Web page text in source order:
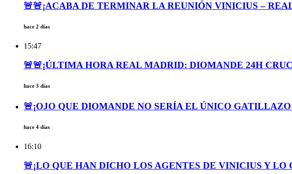
🚨🚨¡ACABA DE TERMINAR LA REUNIÓN VINICIUS –
hace 2 días
15:47
🚨🚨¡ÚLTIMA HORA REAL MADRID: DIOMANDE 24H
hace 3 días
🚨¡OJO QUE DIOMANDE NO SERÍA EL ÚNICO
hace 4 días
16:10
🚨¡LO QUE HAN DICHO LOS AGENTES DE VINICIUS Y